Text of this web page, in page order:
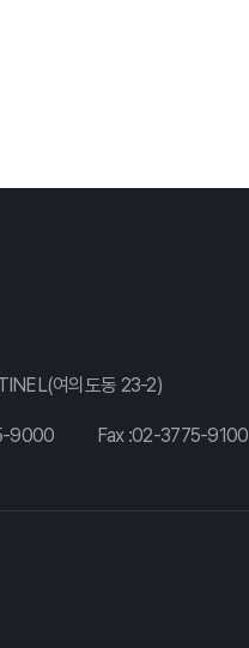
여의도동 23-2)
9000 Fax :02-3775-9100